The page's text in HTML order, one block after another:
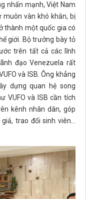
nhấn mạnh, Việt Nam
vàn khó khăn, bị
thành một quốc gia có
giới. Bộ trưởng bày tỏ
trên tất cả các lĩnh
đạo Venezuela rất
và ISB. Ông khẳng
dựng quan hệ song
VUFO và ISB cần tích
kênh nhân dân, góp
trao đổi sinh viên…